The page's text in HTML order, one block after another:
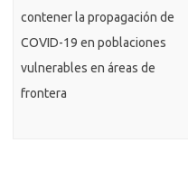
contener la propagación de
COVID-19 en poblaciones
vulnerables en áreas de
frontera